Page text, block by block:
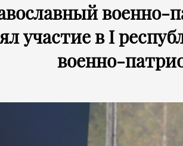
военно-
участие в I
военно-